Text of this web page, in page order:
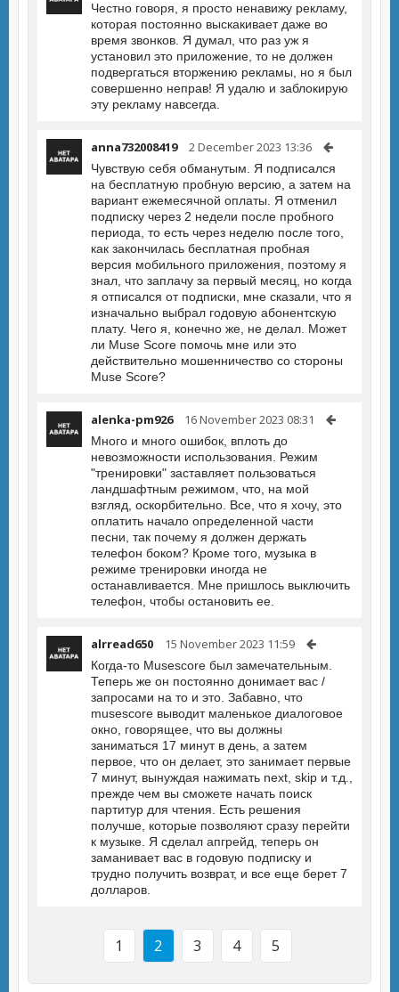
Честно говоря, я просто ненавижу рекламу,
которая постоянно выскакивает даже во
время звонков. Я думал, что раз уж я
установил это приложение, то не должен
подвергаться вторжению рекламы, но я был
совершенно неправ! Я удалю и заблокирую
эту рекламу навсегда.
anna732008419 2 December 2023 13:36
Чувствую себя обманутым. Я подписался
на бесплатную пробную версию, а затем на
вариант ежемесячной оплаты. Я отменил
подписку через 2 недели после пробного
периода, то есть через неделю после того,
как закончилась бесплатная пробная
версия мобильного приложения, поэтому я
знал, что заплачу за первый месяц, но когда
я отписался от подписки, мне сказали, что я
изначально выбрал годовую абонентскую
плату. Чего я, конечно же, не делал. Может
ли Muse Score помочь мне или это
действительно мошенничество со стороны
Muse Score?
alenka-pm926 16 November 2023 08:31
Много и много ошибок, вплоть до
невозможности использования. Режим
"тренировки" заставляет пользоваться
ландшафтным режимом, что, на мой
взгляд, оскорбительно. Все, что я хочу, это
оплатить начало определенной части
песни, так почему я должен держать
телефон боком? Кроме того, музыка в
режиме тренировки иногда не
останавливается. Мне пришлось выключить
телефон, чтобы остановить ее.
alrread650 15 November 2023 11:59
Когда-то Musescore был замечательным.
Теперь же он постоянно донимает вас /
запросами на то и это. Забавно, что
musescore выводит маленькое диалоговое
окно, говорящее, что вы должны
заниматься 17 минут в день, а затем
первое, что он делает, это занимает первые
7 минут, вынуждая нажимать next, skip и т.д.,
прежде чем вы сможете начать поиск
партитур для чтения. Есть решения
получше, которые позволяют сразу перейти
к музыке. Я сделал апгрейд, теперь он
заманивает вас в годовую подписку и
трудно получить возврат, и все еще берет 7
долларов.
1 2 3 4 5